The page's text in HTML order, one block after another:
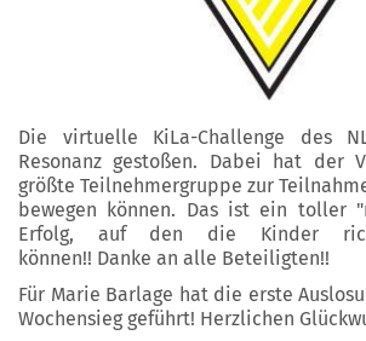
Die virtuelle KiLa-Challenge des
Resonanz gestoßen. Dabei hat der
größte Teilnehmergruppe zur
bewegen können. Das ist ein toller
Erfolg, auf den die Kinder
können!! Danke an alle Beteiligten!!
Für Marie Barlage hat die erste
Wochensieg geführt! Herzlichen